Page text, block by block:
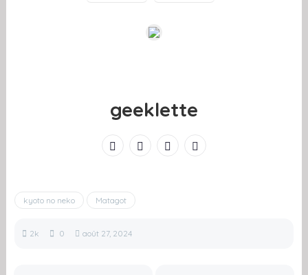
geeklette
kyoto no neko Matagot
2k 0 août 27, 2024